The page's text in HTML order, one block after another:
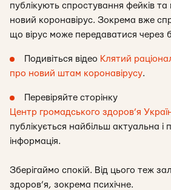
публікують спростування фейків та
новий коронавірус. Зокрема вже
що вірус може передаватися через
Подивіться відео Клятий
про новий штам коронавірусу.
Перевіряйте сторінку
Центр громадського здоров’я
публікується найбільш актуальна і
інформація.
Зберігаймо спокій. Від цього теж
здоров’я, зокрема психічне.